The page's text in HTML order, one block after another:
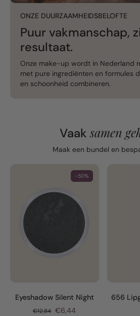
ONZE DUURZAAMHEIDSBELOFTE
Puur vakmanschap,
resultaat.
Onze make-up wordt in Nederland
met pure ingrediënten en formules
en schoonheid combineren.
Vaaksamen
Maak een bundel en
-50%
Eyeshadow Silent Night
€12,84 €6,44
656